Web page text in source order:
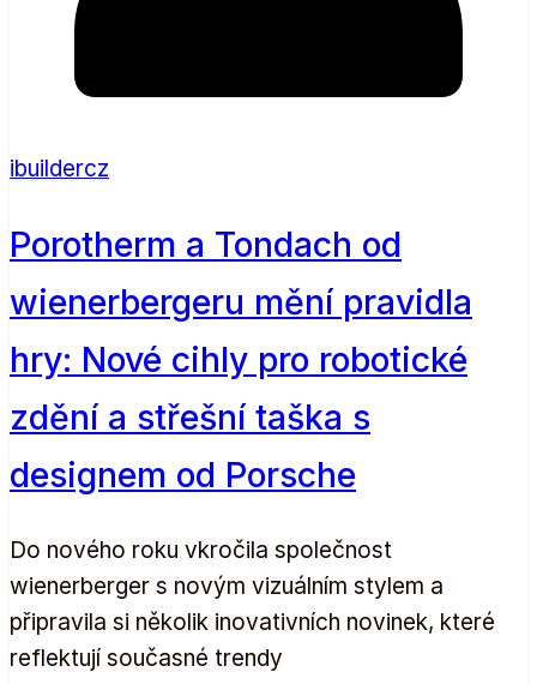
ibuildercz
Porotherm a Tondach od
wienerbergeru mění pravidla
hry: Nové cihly pro robotické
zdění a střešní taška s
designem od Porsche
Do nového roku vkročila společnost
wienerberger s novým vizuálním stylem a
připravila si několik inovativních novinek, které
reflektují současné trendy